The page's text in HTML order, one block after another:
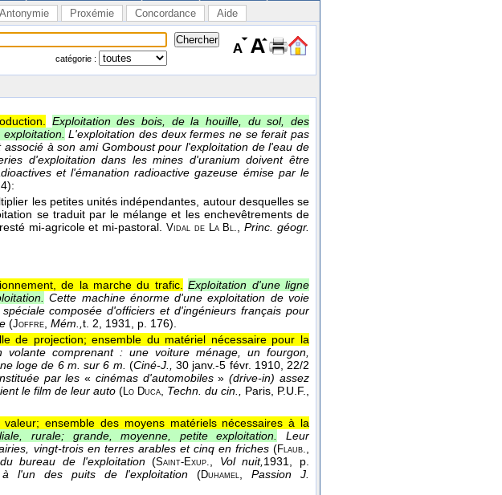
Antonymie Proxémie Concordance Aide
catégorie :
Exploitation des bois, de la houille, du sol, des
L'exploitation des deux fermes ne se ferait pas
associé à son ami Gomboust pour l'exploitation de l'eau de
d'exploitation dans les mines d'uranium doivent être
et l'émanation radioactive gazeuse émise par le
les petites unités indépendantes, autour desquelles se
se traduit par le mélange et les enchevêtrements de
mi-agricole et mi-pastoral.Vidal de La Bl.,Princ. géogr.
de la marche du trafic. Exploitation d'une ligne
Cette machine énorme d'une exploitation de voie
composée d'officiers et d'ingénieurs français pour
(Joffre, Mém.,t. 2, 1931, p. 176).
de projection; ensemble du matériel nécessaire pour la
volante comprenant : une voiture ménage, un fourgon,
loge de 6 m. sur 6 m. (Ciné-J., 30 janv.-5 févr. 1910, 22/2
par les « cinémas d'automobiles»(drive-in) assez
le film de leur auto (Lo Duca, Techn. du cin., Paris, P.U.F.,
ensemble des moyens matériels nécessaires à la
rurale; grande, moyenne, petite exploitation.
Leur
vingt-trois en terres arables et cinq en friches(Flaub.
bureau de l'exploitation(Saint-Exup. Vol nuit, 1931
, p.
l'un des puits de l'exploitation (Duhamel ,Passion J.